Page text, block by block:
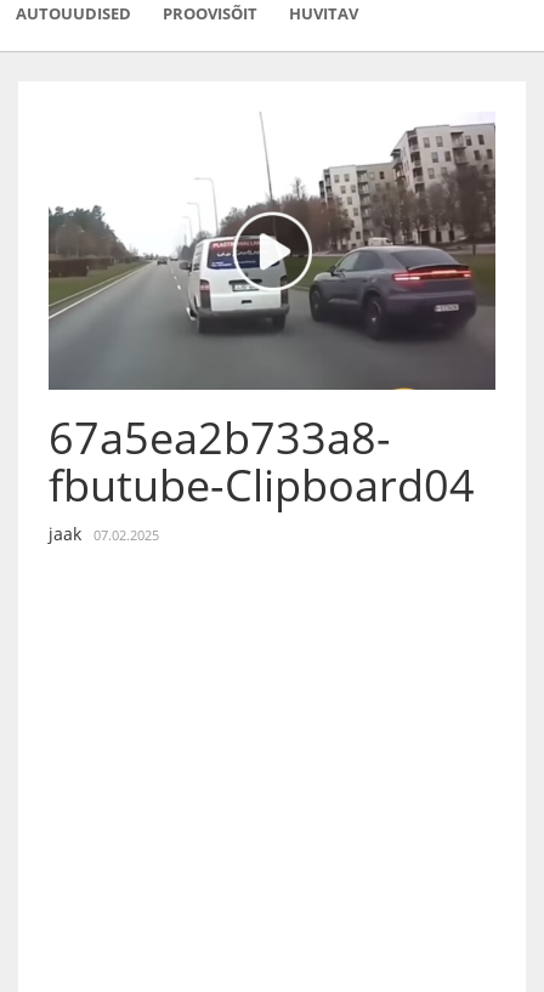
AUTOUUDISED PROOVISÕIT HUVITAV
67a5ea2b733a8-
fbutube-Clipboard04
jaak 07.02.2025